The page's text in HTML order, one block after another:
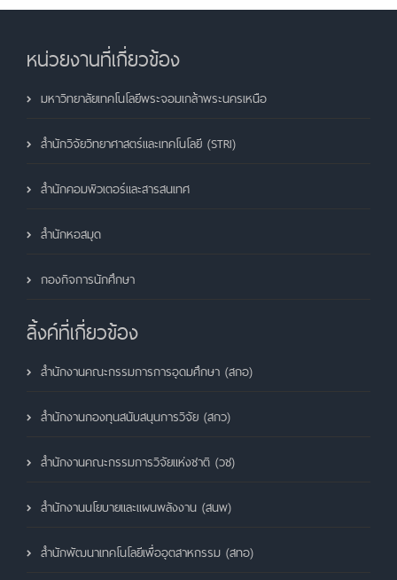
หน่วยงานที่เกี่ยวข้อง
มหาวิทยาลัยเทคโนโลยีพระจอมเกล้าพระนครเหนือ
สำนักวิจัยวิทยาศาสตร์และเทคโนโลยี (STRI)
สำนักคอมพิวเตอร์และสารสนเทศ
สำนักหอสมุด
กองกิจการนักศึกษา
ลิ้งค์ที่เกี่ยวข้อง
สำนักงานคณะกรรมการการอุดมศึกษา (สกอ)
สำนักงานกองทุนสนับสนุนการวิจัย (สกว)
สำนักงานคณะกรรมการวิจัยแห่งชาติ (วช)
สำนักงานนโยบายและแผนพลังงาน (สนพ)
สำนักพัฒนาเทคโนโลยีเพื่ออุตสาหกรรม (สทอ)